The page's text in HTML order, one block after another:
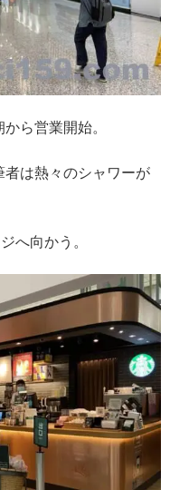
ら営業開始。
は熱々のシャワーが
へ向かう。